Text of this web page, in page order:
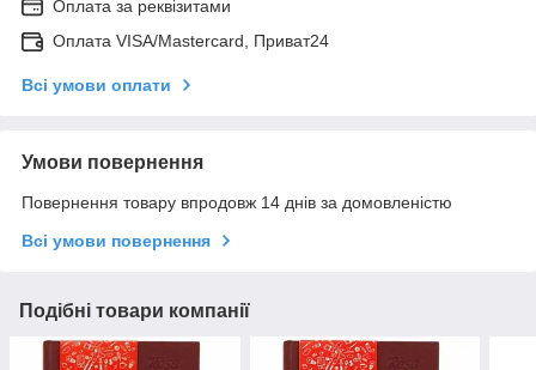
Оплата за реквізитами
Оплата VISA/Mastercard, Приват24
Всі умови оплати
Умови повернення
Повернення товару впродовж 14 днів за домовленістю
Всі умови повернення
Подібні товари компанії